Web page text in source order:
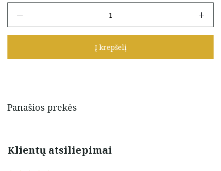
Juodo
su
detalėmis
Į krepšelį
Panašios prekės
Klientų atsiliepimai